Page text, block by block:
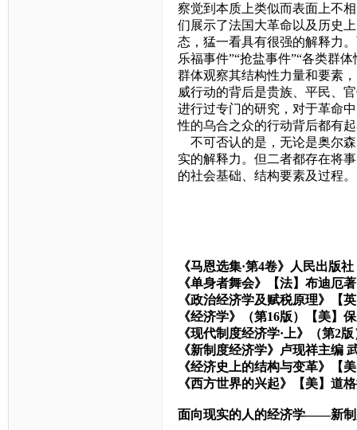
察觉到本质上类似而表面上不
们展示了法国大革命以及历史
态，猛一看具有很强的解释力
乐福事件”“抢盐事件”“各类群
群体观察其结构性力量和要素
威行动的背后是贵族、平民、
进行过专门的研究，对于革命
性的乌合之众的行动背后都有
不可否认的是，无论是奥尔森
实的解释力。但二者都存在将
的社会基础、结构要素及过程。
《马恩选集·第4卷》人民出版社
《单身者舞会》【法】布迪厄著
《政治经济学及赋税原理》【
《经济学》（第16版）【美】
《现代制度经济学·上》（第2版
《新制度经济学》卢现祥主编
《经济史上的结构与变革》【
《西方世界的兴起》【美】道
面向现实的人的经济学——新制